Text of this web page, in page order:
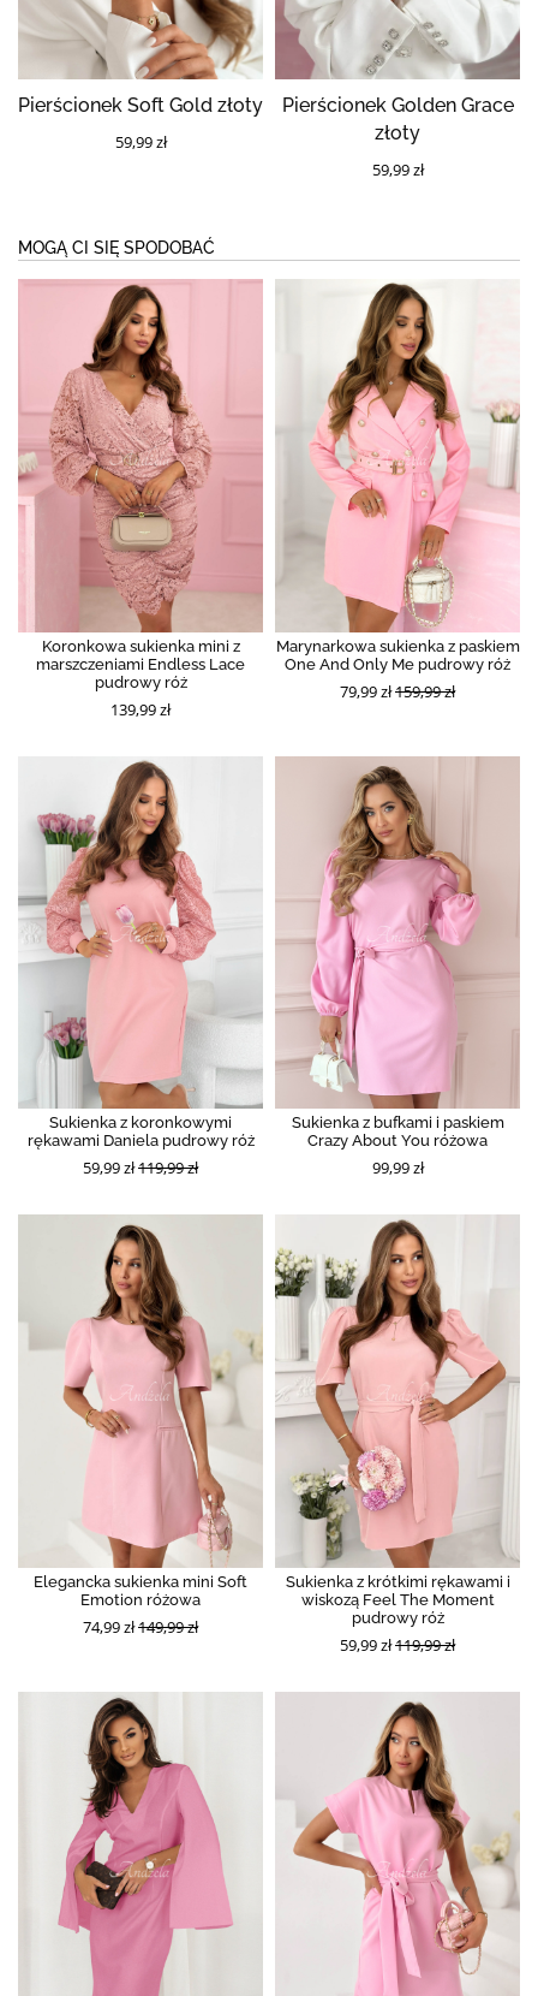
Pierścionek Soft Gold złoty
59,99 zł
Pierścionek Golden Grace
złoty
59,99 zł
MOGĄ CI SIĘ SPODOBAĆ
Koronkowa sukienka mini z
marszczeniami Endless Lace
pudrowy róż
139,99 zł
Marynarkowa sukienka z paskiem
One And Only Me pudrowy róż
79,99 zł159,99 zł
Sukienka z koronkowymi
rękawami Daniela pudrowy róż
59,99 zł119,99 zł
Sukienka z bufkami i paskiem
Crazy About You różowa
99,99 zł
Elegancka sukienka mini Soft
Emotion różowa
74,99 zł149,99 zł
Sukienka z krótkimi rękawami i
wiskozą Feel The Moment
pudrowy róż
59,99 zł119,99 zł